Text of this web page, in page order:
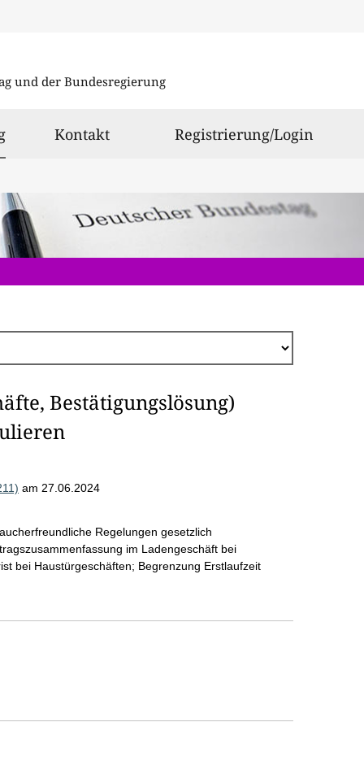
und der Bundesregierung
ausgewählt
Kontakt Registrierung/Login
Bestätigungslösung)
am 27.06.2024
Regelungen gesetzlich
im Ladengeschäft bei
bei Haustürgeschäften; Begrenzung Erstlaufzeit